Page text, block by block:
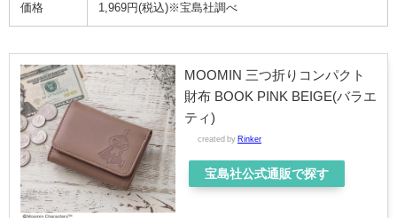
価格 1,969円(税込)※宝島社調べ
MOOMIN 三つ折りコンパクト
財布 BOOK PINK BEIGE(バラエ
ティ)
created by Rinker
宝島社公式通販で探す